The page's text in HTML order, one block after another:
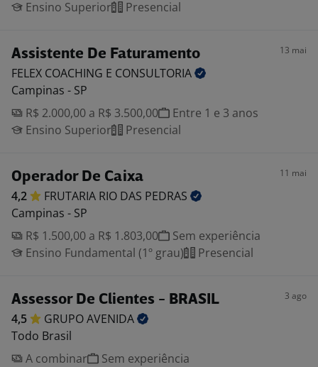
Ensino Superior
Presencial
Assistente De Faturamento 13 mai
FELEX COACHING E CONSULTORIA
Campinas - SP
R$ 2.000,00 a R$ 3.500,00
Entre 1 e 3 anos
Ensino Superior
Presencial
Operador De Caixa 11 mai
4,2 FRUTARIA RIO DAS PEDRAS
Campinas - SP
R$ 1.500,00 a R$ 1.803,00
Sem experiência
Ensino Fundamental (1º grau)
Presencial
Assessor De Clientes - BRASIL 3 ago
4,5 GRUPOAVENIDA
Todo Brasil
A combinar
Sem experiência